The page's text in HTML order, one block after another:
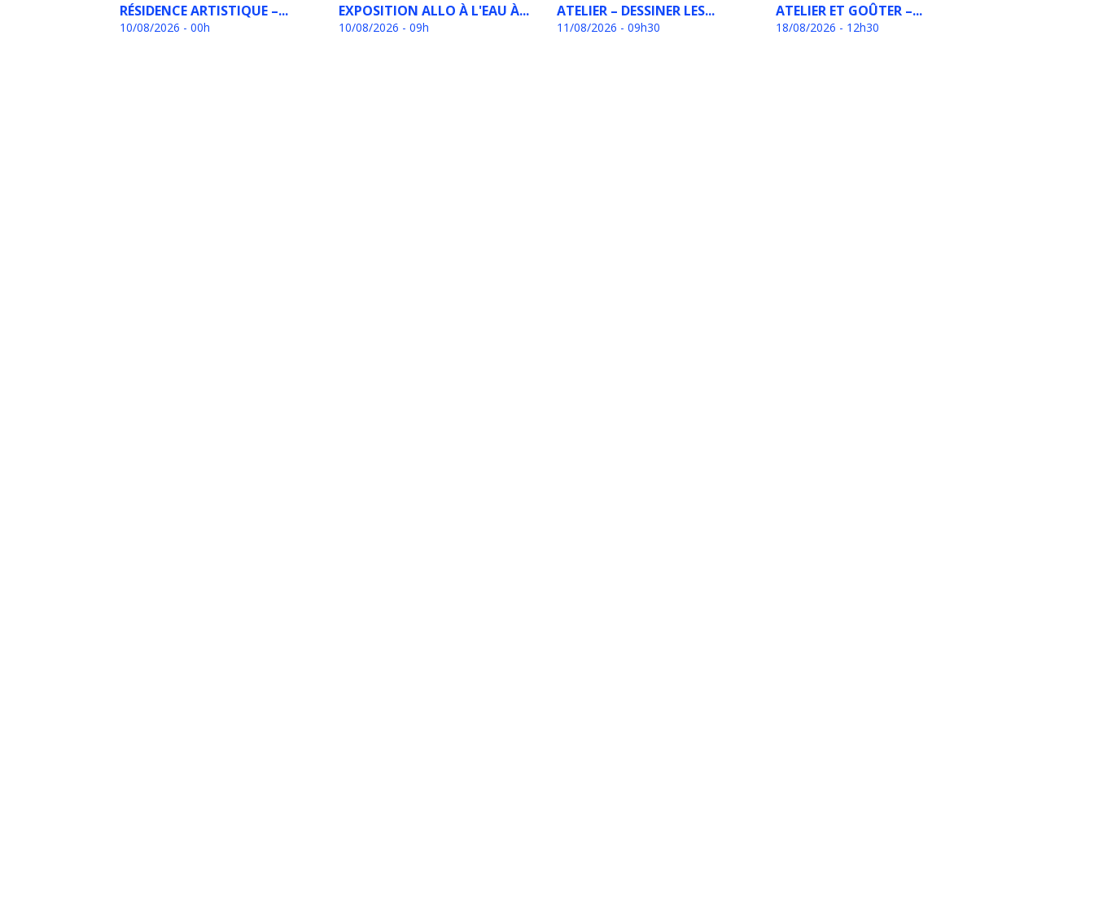
RÉSIDENCE ARTISTIQUE –...
10/08/2026 - 00h
EXPOSITION ALLO À L'EAU À...
10/08/2026 - 09h
ATELIER – DESSINER LES...
11/08/2026 - 09h30
ATELIER ET GOÛTER –...
18/08/2026 - 12h30